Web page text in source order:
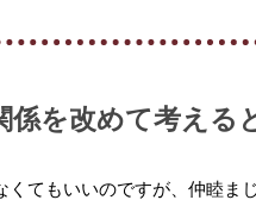
係を改めて考える
くてもいいのですが、仲睦ま